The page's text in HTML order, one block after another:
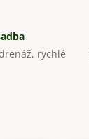
rychlé